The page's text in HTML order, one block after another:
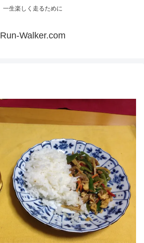
一生楽しく走るために
Run-Walker.com